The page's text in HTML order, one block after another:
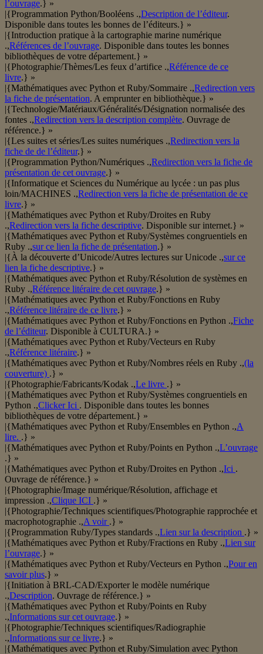
l’ouvrage.} »
|{Programmation Python/Booléens .,Description de l’éditeur.
Disponible dans toutes les bonnes de l’éditeurs.} »
|{Introduction pratique à la cartographie marine numérique
.,Références de l’ouvrage. Disponible dans toutes les bonnes
bibliothèques de votre département.} »
|{Photographie/Thèmes/Les feux d’artifice .,Référence de ce
livre.} »
|{Mathématiques avec Python et Ruby/Sommaire .,Redirection vers
la fiche de présentation. A emprunter en bibliothèque.} »
|{Technologie/Matériaux/Généralités/Désignation normalisée des
fontes .,Redirection vers la description complète. Ouvrage de
référence.} »
|{Les suites et séries/Les suites numériques .,Redirection vers la
fiche de de l’éditeur.} »
|{Programmation Python/Numériques .,Redirection vers la fiche de
présentation de cet ouvrage.} »
|{Informatique et Sciences du Numérique au lycée : un pas plus
loin/MACHINES .,Redirection vers la fiche de présentation de ce
livre.} »
|{Mathématiques avec Python et Ruby/Droites en Ruby
.,Redirection vers la fiche descriptive. Disponible sur internet.} »
|{Mathématiques avec Python et Ruby/Systèmes congruentiels en
Ruby .,sur ce lien la fiche de présentation.} »
|{À la découverte d’Unicode/Autres lectures sur Unicode .,sur ce
lien la fiche descriptive.} »
|{Mathématiques avec Python et Ruby/Résolution de systèmes en
Ruby .,Référence litéraire de cet ouvrage.} »
|{Mathématiques avec Python et Ruby/Fonctions en Ruby
.,Référence litéraire de ce livre.} »
|{Mathématiques avec Python et Ruby/Fonctions en Python .,Fiche
de l’éditeur. Disponible à CULTURA.} »
|{Mathématiques avec Python et Ruby/Vecteurs en Ruby
.,Référence litéraire.} »
|{Mathématiques avec Python et Ruby/Nombres réels en Ruby .,(la
couverture) .} »
|{Photographie/Fabricants/Kodak .,Le livre .} »
|{Mathématiques avec Python et Ruby/Systèmes congruentiels en
Python .,Clicker Ici . Disponible dans toutes les bonnes
bibliothèques de votre département.} »
|{Mathématiques avec Python et Ruby/Ensembles en Python .,A
lire. .} »
|{Mathématiques avec Python et Ruby/Points en Python .,L’ouvrage
.} »
|{Mathématiques avec Python et Ruby/Droites en Python .,Ici .
Ouvrage de référence.} »
|{Photographie/Image numérique/Résolution, affichage et
impression .,Clique ICI .} »
|{Photographie/Techniques scientifiques/Photographie rapprochée et
macrophotographie .,A voir .} »
|{Programmation Ruby/Types standards .,Lien sur la description .} »
|{Mathématiques avec Python et Ruby/Fractions en Ruby .,Lien sur
l’ouvrage.} »
|{Mathématiques avec Python et Ruby/Vecteurs en Python .,Pour en
savoir plus.} »
|{Initiation à BRL-CAD/Exporter le modèle numérique
.,Description. Ouvrage de référence.} »
|{Mathématiques avec Python et Ruby/Points en Ruby
.,Informations sur cet ouvrage.} »
|{Photographie/Techniques scientifiques/Radiographie
.,Informations sur ce livre.} »
|{Mathématiques avec Python et Ruby/Simulation avec Python